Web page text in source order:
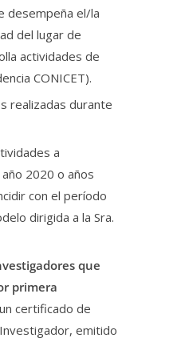
desempeña el/la
del lugar de
actividades de
CONICET).
realizadas durante
a
2020 o años
con el período
dirigida a la Sra.
que
primera
certificado de
emitido